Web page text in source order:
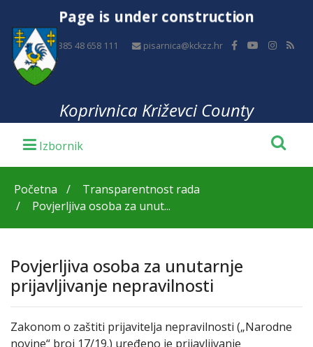
Page is under construction
+385 48 658 111 pisarnica@kckzz.hr
Koprivnica Križevci County
Početna
Transparentnost rada
Povjerljiva osoba za unut...
Povjerljiva osoba za unutarnje
prijavljivanje nepravilnosti
Zakonom o zaštiti prijavitelja nepravilnosti („Narodne
novine“ broj 17/19.) uređeno je prijavljivanje